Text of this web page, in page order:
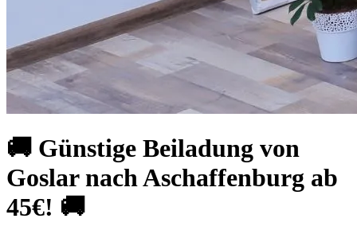
🚚 Günstige Beiladung von
Goslar nach Aschaffenburg ab
45€! 🚚